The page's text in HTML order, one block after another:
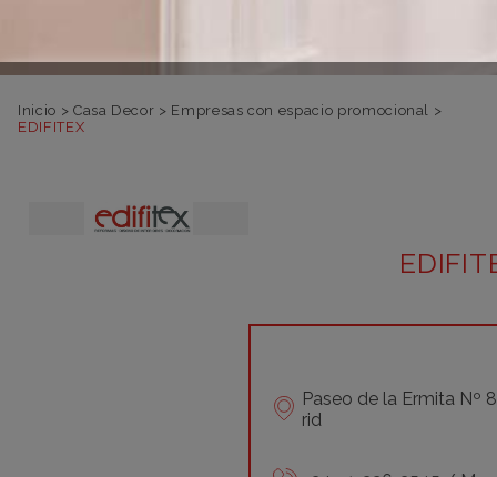
Inicio > Casa Decor > Empresas con espacio promocional >
EDIFITEX
Paseo de la Ermita Nº
rid